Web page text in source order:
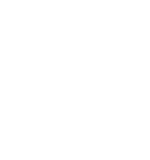
multe
Se
În